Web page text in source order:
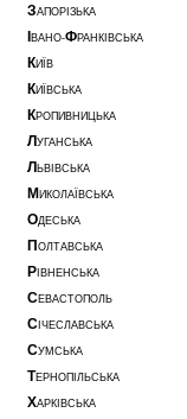
ЗАПОРІЗЬКА
ВАНО-ФРАНКІВСЬКА
КИЇВ
КИЇВСЬКА
КРОПИВНИЦЬКА
Л УГАНСЬКА
Л ЬВІВСЬКА
М ИКОЛАЇВСЬКА
ОДЕСЬКА
П ОЛТАВСЬКА
Р ІВНЕНСЬКА
СЕВАСТОПОЛЬ
С ІЧЕСЛАВСЬКА
СУМСЬКА
ТЕРНОПІЛЬСЬКА
ХАРКІВСЬКА